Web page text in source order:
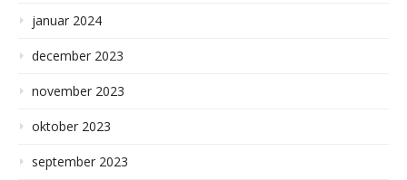
januar 2024
december 2023
november 2023
oktober 2023
september 2023